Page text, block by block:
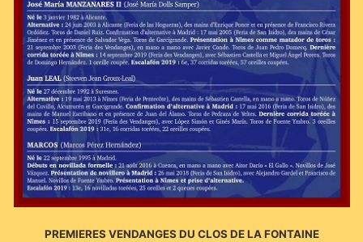
PREMIERES VENDANGES DU CLOS DE LA FONTAINE